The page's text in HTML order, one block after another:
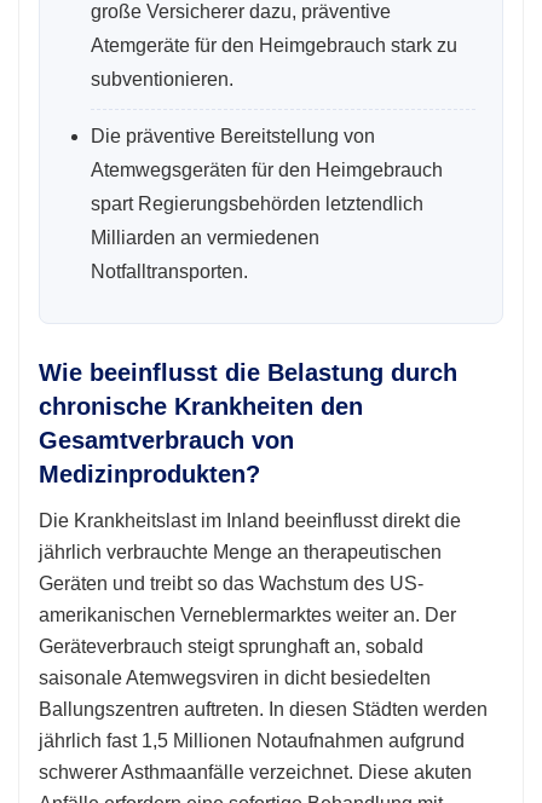
große Versicherer dazu, präventive
Atemgeräte für den Heimgebrauch stark zu
subventionieren.
Die präventive Bereitstellung von
Atemwegsgeräten für den Heimgebrauch
spart Regierungsbehörden letztendlich
Milliarden an vermiedenen
Notfalltransporten.
Wie beeinflusst die Belastung durch
chronische Krankheiten den
Gesamtverbrauch von
Medizinprodukten?
Die Krankheitslast im Inland beeinflusst direkt die
jährlich verbrauchte Menge an therapeutischen
Geräten und treibt so das Wachstum des US-
amerikanischen Verneblermarktes weiter an. Der
Geräteverbrauch steigt sprunghaft an, sobald
saisonale Atemwegsviren in dicht besiedelten
Ballungszentren auftreten. In diesen Städten werden
jährlich fast 1,5 Millionen Notaufnahmen aufgrund
schwerer Asthmaanfälle verzeichnet. Diese akuten